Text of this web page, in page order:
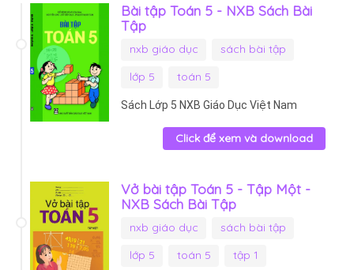
Bài tập Toán 5 - NXB Sách Bài
Tập
nxb giáo dục
sách bài tập
lớp 5
toán 5
Sách Lớp 5 NXB Giáo Dục Việt Nam
Click để xem và download
Vở bài tập Toán 5 - Tập Một -
NXB Sách Bài Tập
nxb giáo dục
sách bài tập
lớp 5
toán 5 tập 1